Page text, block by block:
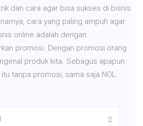
dan cara agar bisa sukses di bisnis
cara yang paling ampuh agar
online adalah dengan
promosi. Dengan promosi orang
produk kita. Sebagus apapun
tanpa promosi, sama saja NOL.